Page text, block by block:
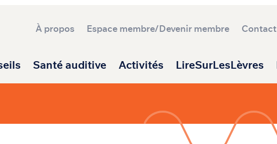
À propos Espace membre/Devenir membre Contact
Santé auditive Activités LireSurLesLèvres